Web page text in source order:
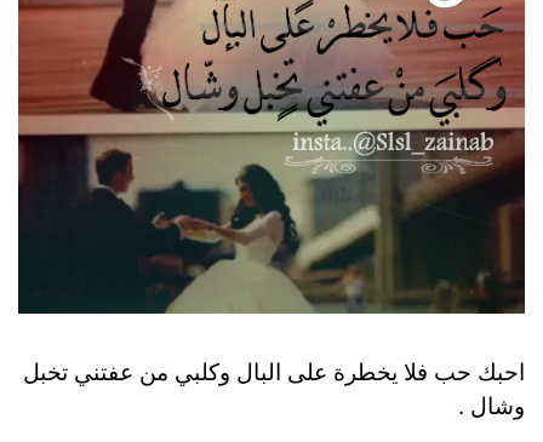
احبك حب فلا يخطرة على البال وكلبي من عفتني تخبل
وشال .